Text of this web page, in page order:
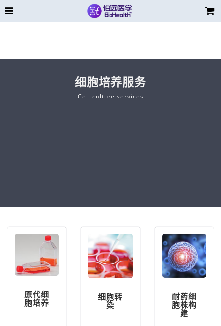
细胞培养服务
Cell culture services
原代细
胞培养
细胞转
染
耐药细
胞株构
建